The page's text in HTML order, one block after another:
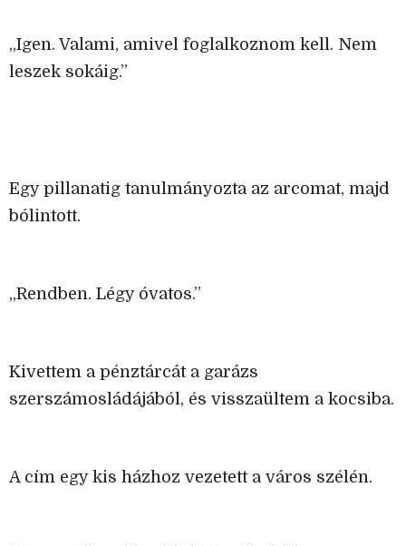
„Igen. Valami, amivel foglalkoznom kell. Nem
leszek sokáig.”
Egy pillanatig tanulmányozta az arcomat, majd
bólintott.
„Rendben. Légy óvatos.”
Kivettem a pénztárcát a garázs
szerszámosládájából, és visszaültem a kocsiba.
A cím egy kis házhoz vezetett a város szélén.